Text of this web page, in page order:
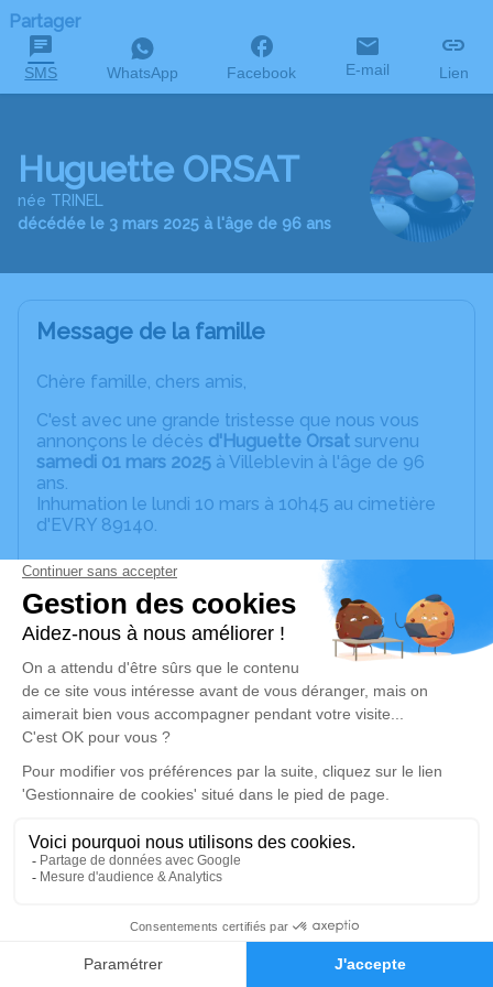
Faire-part Hommages
Partager
SMS WhatsApp Facebook E-mail Lien
Huguette ORSAT
née TRINEL
décédée le 3 mars 2025 à l'âge de 96 ans
Message de la famille
Chère famille, chers amis,
C'est avec une grande tristesse que nous vous
annonçons le décès d'Huguette Orsat survenu
samedi 01 mars 2025 à Villeblevin à l'âge de 96
ans.
Inhumation le lundi 10 mars à 10h45 au cimetière
d'EVRY 89140.
Je rends hommage
Cérémonie civile
lundi 10 mars 2025 à 10h45
Cimetière de Évry
Évry Yonne
89140 Évry
Déroulé des obsèques